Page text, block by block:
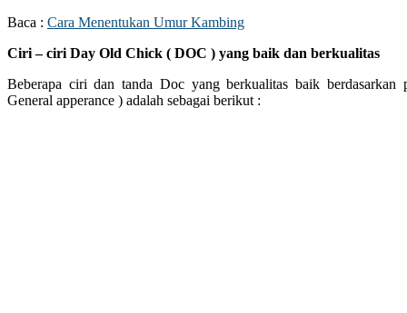
Baca : Cara Menentukan Umur Kambing
Ciri – ciri Day Old Chick ( DOC ) yang baik dan berkualitas
Beberapa ciri dan tanda Doc yang berkualitas baik berdasarkan
General apperance ) adalah sebagai berikut :